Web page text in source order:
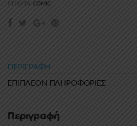
ΕΤΙΚΈΤΑ: COMIC
ΠΕΡΙΓΡΑΦΉ
ΕΠΙΠΛΈΟΝ ΠΛΗΡΟΦΟΡΊΕΣ
Περιγραφή